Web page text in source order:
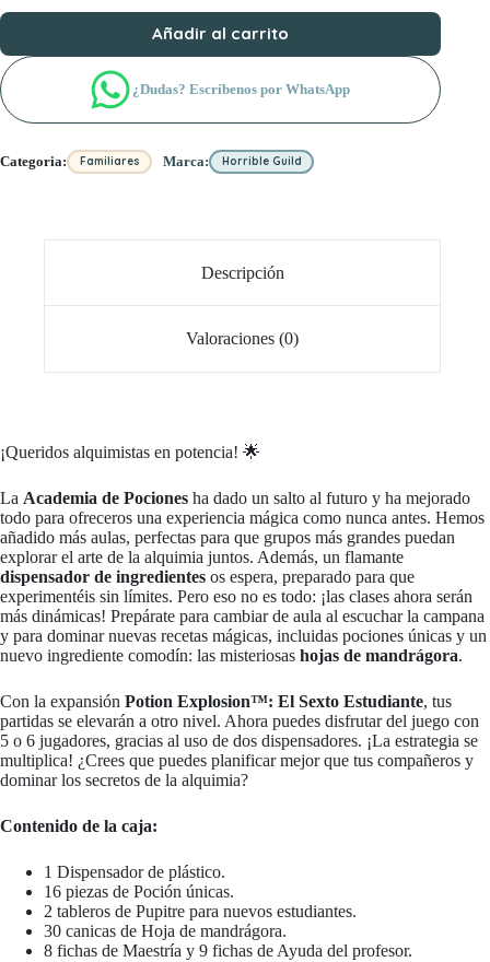
Añadir al carrito
¿Dudas? Escríbenos por WhatsApp
Categoria: Familiares Marca: Horrible Guild
Descripción
Valoraciones (0)
¡Queridos alquimistas en potencia! 🌟
La Academia de Pociones ha dado un salto al futuro y ha mejorado
todo para ofreceros una experiencia mágica como nunca antes. Hemos
añadido más aulas, perfectas para que grupos más grandes puedan
explorar el arte de la alquimia juntos. Además, un flamante
dispensador de ingredientes os espera, preparado para que
experimentéis sin límites. Pero eso no es todo: ¡las clases ahora serán
más dinámicas! Prepárate para cambiar de aula al escuchar la campana
y para dominar nuevas recetas mágicas, incluidas pociones únicas y un
nuevo ingrediente comodín: las misteriosas hojas de mandrágora.
Con la expansión Potion Explosion™: El Sexto Estudiante, tus
partidas se elevarán a otro nivel. Ahora puedes disfrutar del juego con
5 o 6 jugadores, gracias al uso de dos dispensadores. ¡La estrategia se
multiplica! ¿Crees que puedes planificar mejor que tus compañeros y
dominar los secretos de la alquimia?
Contenido de la caja:
1 Dispensador de plástico.
16 piezas de Poción únicas.
2 tableros de Pupitre para nuevos estudiantes.
30 canicas de Hoja de mandrágora.
8 fichas de Maestría y 9 fichas de Ayuda del profesor.